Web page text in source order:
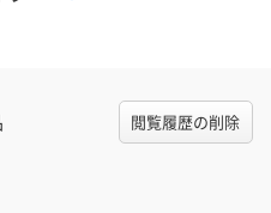
閲覧履歴の削除